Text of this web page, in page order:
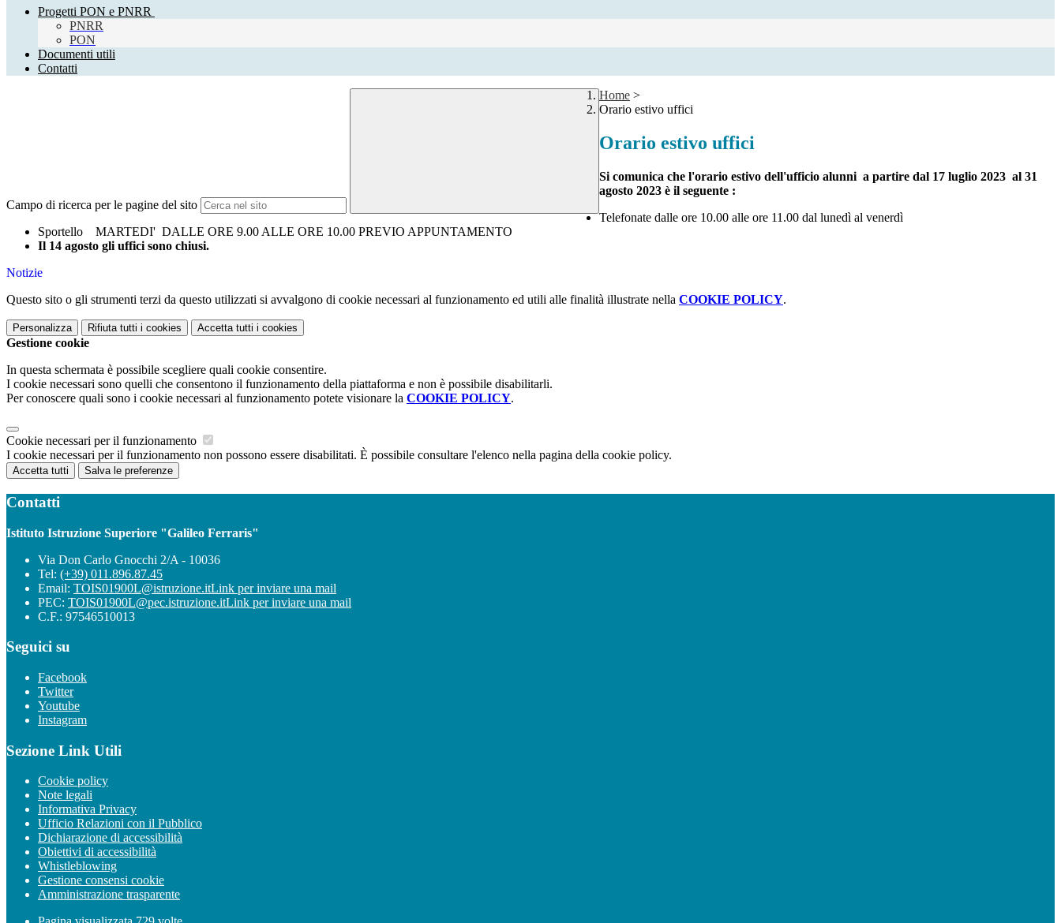
Progetti PON e PNRR
PNRR
PON
Documenti utili
Contatti
Campo di ricerca per le pagine del sito
Home >
Orario estivo uffici
Orario estivo uffici
Si comunica che l'orario estivo dell'ufficio alunni a partire dal 17 luglio 2023 al 31
agosto 2023 è il seguente :
Telefonate dalle ore 10.00 alle ore 11.00 dal lunedì al venerdì
Sportello MARTEDI' DALLE ORE 9.00 ALLE ORE 10.00 PREVIO APPUNTAMENTO
Il 14 agosto gli uffici sono chiusi.
Notizie
Questo sito o gli strumenti terzi da questo utilizzati si avvalgono di cookie necessari al funzionamento ed utili alle finalità illustrate nella COOKIE POLICY.
Personalizza Rifiuta tutti i cookies Accetta tutti i cookies
Gestione cookie
In questa schermata è possibile scegliere quali cookie consentire.
I cookie necessari sono quelli che consentono il funzionamento della piattaforma e non è possibile disabilitarli.
Per conoscere quali sono i cookie necessari al funzionamento potete visionare la COOKIE POLICY.
Cookie necessari per il funzionamento
I cookie necessari per il funzionamento non possono essere disabilitati. È possibile consultare l'elenco nella pagina della cookie policy.
Accetta tutti Salva le preferenze
Contatti
Istituto Istruzione Superiore "Galileo Ferraris"
Via Don Carlo Gnocchi 2/A - 10036
Tel: (+39) 011.896.87.45
Email: TOIS01900L@istruzione.itLink per inviare una mail
PEC: TOIS01900L@pec.istruzione.itLink per inviare una mail
C.F.: 97546510013
Seguici su
Facebook
Twitter
Youtube
Instagram
Sezione Link Utili
Cookie policy
Note legali
Informativa Privacy
Ufficio Relazioni con il Pubblico
Dichiarazione di accessibilità
Obiettivi di accessibilità
Whistleblowing
Gestione consensi cookie
Amministrazione trasparente